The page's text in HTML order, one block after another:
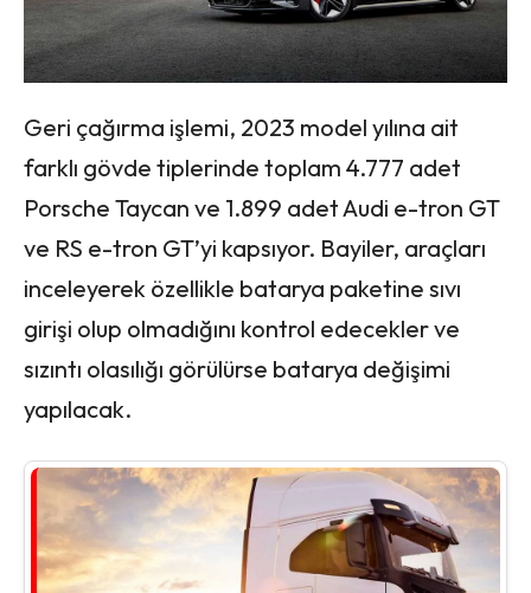
Geri çağırma işlemi, 2023 model yılına ait
farklı gövde tiplerinde toplam 4.777 adet
Porsche Taycan ve 1.899 adet Audi e-tron GT
ve RS e-tron GT’yi kapsıyor. Bayiler, araçları
inceleyerek özellikle batarya paketine sıvı
girişi olup olmadığını kontrol edecekler ve
sızıntı olasılığı görülürse batarya değişimi
yapılacak.